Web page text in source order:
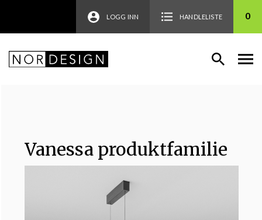
LOGG INN HANDLELISTE 0
Vanessa produktfamilie